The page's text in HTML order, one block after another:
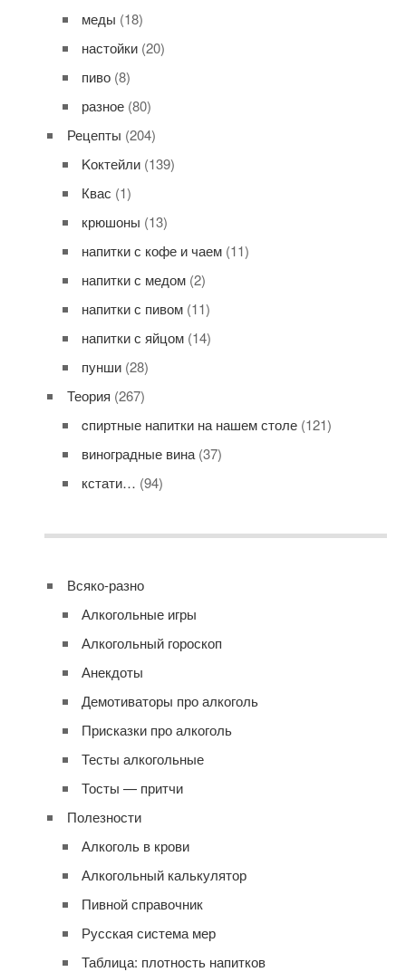
меды (18)
настойки (20)
пиво (8)
разное (80)
Рецепты (204)
Kоктейли (139)
Квас (1)
крюшоны (13)
напитки с кофе и чаем (11)
напитки с медом (2)
напитки с пивом (11)
напитки с яйцом (14)
пунши (28)
Теория (267)
cпиртные напитки на нашем столе (121)
виноградные вина (37)
кстати… (94)
Всяко-разно
Алкогольные игры
Алкогольный гороскоп
Анекдоты
Демотиваторы про алкоголь
Присказки про алкоголь
Тесты алкогольные
Тосты — притчи
Полезности
Алкоголь в крови
Алкогольный калькулятор
Пивной справочник
Русская система мер
Таблица: плотность напитков